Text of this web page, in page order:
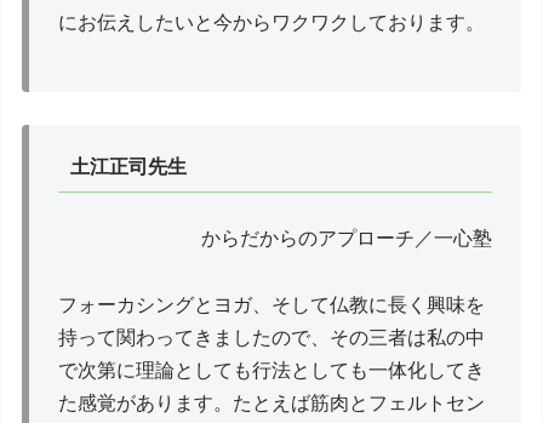
にお伝えしたいと今からワクワクしております。
土江正司先生
からだからのアプローチ／一心塾
フォーカシングとヨガ、そして仏教に長く興味を
持って関わってきましたので、その三者は私の中
で次第に理論としても行法としても一体化してき
た感覚があります。たとえば筋肉とフェルトセン